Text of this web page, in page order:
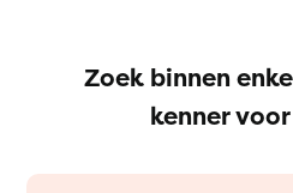
Zoek binnen
kenner